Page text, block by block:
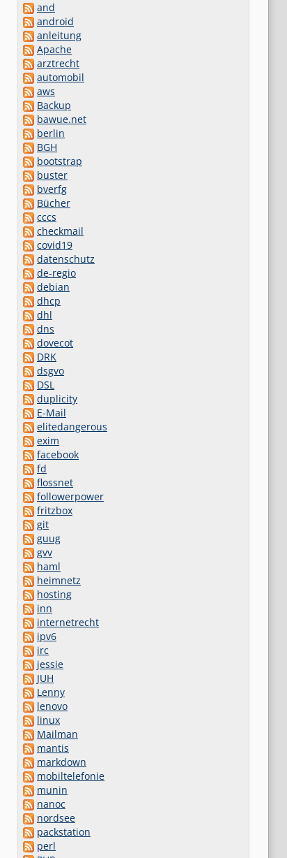
and
android
anleitung
Apache
arztrecht
automobil
aws
Backup
bawue.net
berlin
BGH
bootstrap
buster
bverfg
Bücher
cccs
checkmail
covid19
datenschutz
de-regio
debian
dhcp
dhl
dns
dovecot
DRK
dsgvo
DSL
duplicity
E-Mail
elitedangerous
exim
facebook
fd
flossnet
followerpower
fritzbox
git
guug
gvv
haml
heimnetz
hosting
inn
internetrecht
ipv6
irc
jessie
JUH
Lenny
lenovo
linux
Mailman
mantis
markdown
mobiltelefonie
munin
nanoc
nordsee
packstation
perl